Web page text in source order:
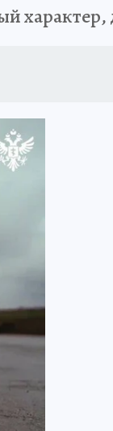
характер,